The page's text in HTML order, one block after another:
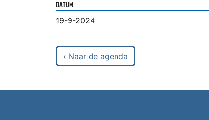
DATUM
19-9-2024
‹ Naar de agenda